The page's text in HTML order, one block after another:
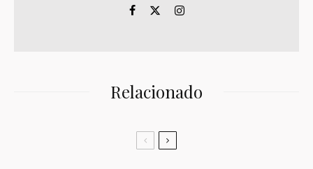
Relacionado